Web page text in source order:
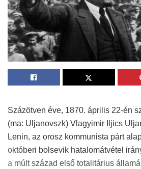
Százötven éve, 1870. április 22-én
(ma: Uljanovszk) Vlagyimir Iljics
Lenin, az orosz kommunista párt
októberi bolsevik hatalomátvétel
a múlt század első totalitárius